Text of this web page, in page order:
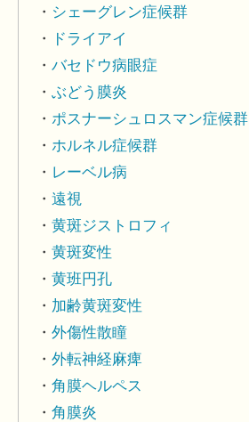
シェーグレン症候群
ドライアイ
バセドウ病眼症
ぶどう膜炎
ポスナーシュロスマン症候群
ホルネル症候群
レーベル病
遠視
黄斑ジストロフィ
黄斑変性
黄班円孔
加齢黄斑変性
外傷性散瞳
外転神経麻痺
角膜ヘルペス
角膜炎